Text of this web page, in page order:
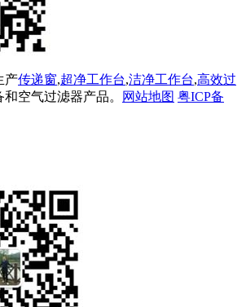
产传递窗,超净工作台,洁净工作台,高效过
空气过滤器产品。 网站地图 粤ICP备